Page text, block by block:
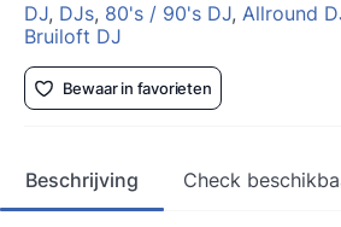
DJ, DJs, 80's / 90's DJ, Allround
Bruiloft DJ
Bewaar in favorieten
Beschrijving Check